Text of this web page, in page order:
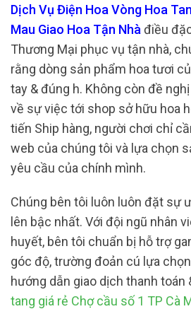
Dịch Vụ Điện Hoa Vòng Hoa
Mau Giao Hoa Tận Nhà điều
Thương Mại phục vụ tận nhà,
rằng dòng sản phẩm hoa tươi
tay & đúng h. Không còn đề
về sự việc tới shop sở hữu hoa
tiến Ship hàng, người chơi chỉ
web của chúng tôi và lựa chọn
yêu cầu của chính mình.
Chúng bên tôi luôn luôn đặt sự
lên bậc nhất. Với đội ngũ nhân
huyết, bên tôi chuẩn bị hỗ trợ
góc độ, trường đoản cú lựa
hướng dẫn giao dịch thanh toán
tang giá rẻ Chợ cầu số 1 TP Cà